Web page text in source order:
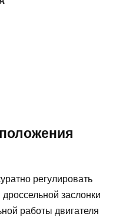
регулировать
заслонки
работы двигателя